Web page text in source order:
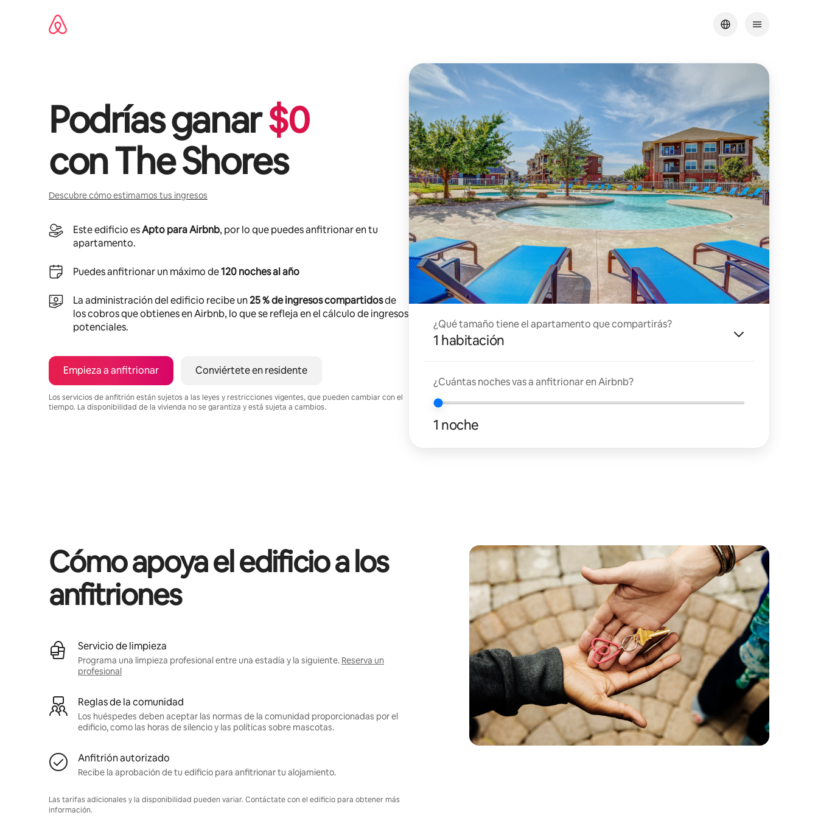
Podrías ganar$0
conThe Shores
Descubre cómo estimamos tus ingresos
Este edificio esApto para Airbnb, por lo que puedes anfitrionar en tu
apartamento.
Puedes anfitrionar un máximo de120 noches al año
La administración del edificio recibe un25 % de ingresos compartidosde
los cobros que obtienes en Airbnb, lo que se refleja en el cálculo de ingresos
potenciales.
Empieza a anfitrionar Conviértete en residente
Los servicios de anfitrión están sujetos a las leyes y restricciones vigentes, que pueden cambiar con el
tiempo. La disponibilidad de la vivienda no se garantiza y está sujeta a cambios.
¿Qué tamaño tiene el apartamento que compartirás?
1 habitación
¿Cuántas noches vas a anfitrionar en Airbnb?
1 noche
Cómo apoya el edificio a los
anfitriones
Servicio de limpieza
Programa una limpieza profesional entre una estadía y la siguiente. Reserva un
profesional
Reglas de la comunidad
Los huéspedes deben aceptar las normas de la comunidad proporcionadas por el
edificio, como las horas de silencio y las políticas sobre mascotas.
Anfitrión autorizado
Recibe la aprobación de tu edificio para anfitrionar tu alojamiento.
Las tarifas adicionales y la disponibilidad pueden variar. Contáctate con el edificio para obtener más
información.